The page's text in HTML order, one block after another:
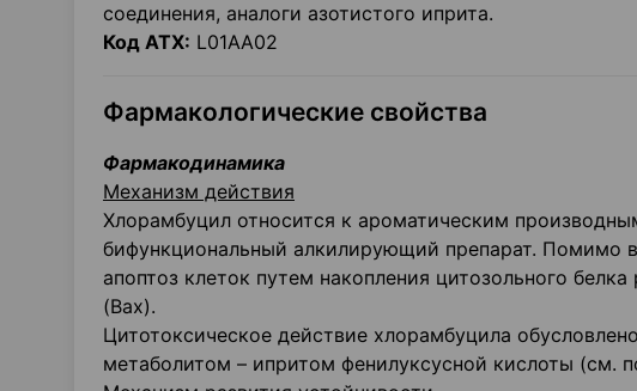
соединения, аналоги азотистого иприта.
Код ATX: L01AA02
Фармакологические свойства
Фармакодинамика
Механизм действия
Хлорамбуцил относится к ароматическим
бифункциональный алкилирующий препарат. Помимо
апоптоз клеток путем накопления цитозольного
(Вах).
Цитотоксическое действие хлорамбуцила
метаболитом – ипритом фенилуксусной кислоты (см.